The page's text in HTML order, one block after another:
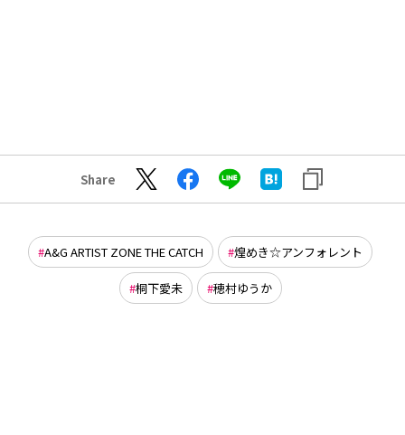
Share
A&G ARTIST ZONE THE CATCH 煌めき☆アンフォレント
桐下愛未 穂村ゆうか